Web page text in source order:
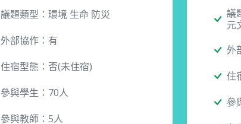
議題類型：環境 生命 防災
外部協作：有
住宿型態：否(未住宿)
參與學生：70人
參與教師：5人
議
元
外
住
參